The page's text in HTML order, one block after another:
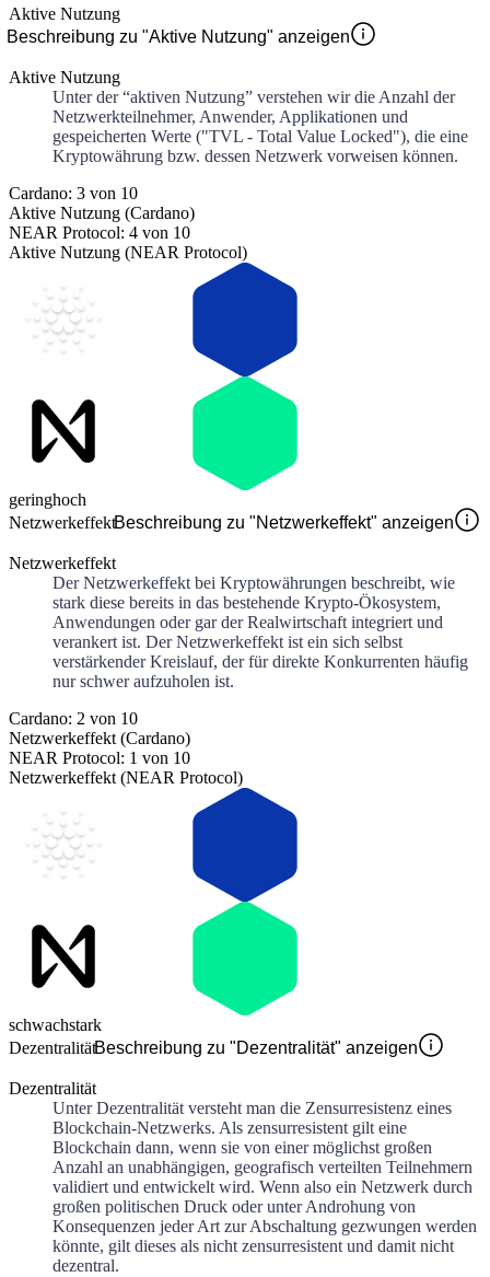
Aktive Nutzung
Beschreibung zu "Aktive Nutzung" anzeigen
Aktive Nutzung
Unter der “aktiven Nutzung” verstehen wir die Anzahl der
Netzwerkteilnehmer, Anwender, Applikationen und
gespeicherten Werte ("TVL - Total Value Locked"), die eine
Kryptowährung bzw. dessen Netzwerk vorweisen können.
Cardano: 3 von 10
Aktive Nutzung (Cardano)
NEAR Protocol: 4 von 10
Aktive Nutzung (NEAR Protocol)
geringhoch
NetzwerkeffektBeschreibung zu "Netzwerkeffekt" anzeigen
Netzwerkeffekt
Der Netzwerkeffekt bei Kryptowährungen beschreibt, wie
stark diese bereits in das bestehende Krypto-Ökosystem,
Anwendungen oder gar der Realwirtschaft integriert und
verankert ist. Der Netzwerkeffekt ist ein sich selbst
verstärkender Kreislauf, der für direkte Konkurrenten häufig
nur schwer aufzuholen ist.
Cardano: 2 von 10
Netzwerkeffekt (Cardano)
NEAR Protocol: 1 von 10
Netzwerkeffekt (NEAR Protocol)
schwachstark
DezentralitätBeschreibung zu "Dezentralität" anzeigen
Dezentralität
Unter Dezentralität versteht man die Zensurresistenz eines
Blockchain-Netzwerks. Als zensurresistent gilt eine
Blockchain dann, wenn sie von einer möglichst großen
Anzahl an unabhängigen, geografisch verteilten Teilnehmern
validiert und entwickelt wird. Wenn also ein Netzwerk durch
großen politischen Druck oder unter Androhung von
Konsequenzen jeder Art zur Abschaltung gezwungen werden
könnte, gilt dieses als nicht zensurresistent und damit nicht
dezentral.